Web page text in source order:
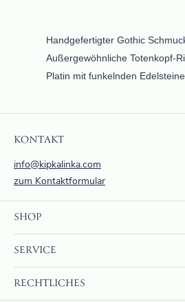
Handgefertigter Gothic
Außergewöhnliche Totenkopf-
Platin mit funkelnden
KONTAKT
info@kipkalinka.com
zum Kontaktformular
SHOP
SERVICE
RECHTLICHES